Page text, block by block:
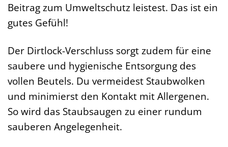
Beitrag zum Umweltschutz leistest. Das ist ein
gutes Gefühl!
Der Dirtlock-Verschluss sorgt zudem für eine
saubere und hygienische Entsorgung des
vollen Beutels. Du vermeidest Staubwolken
und minimierst den Kontakt mit Allergenen.
So wird das Staubsaugen zu einer rundum
sauberen Angelegenheit.